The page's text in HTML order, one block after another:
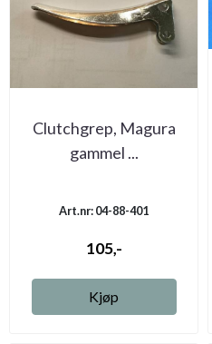
Clutchgrep, Magura
gammel ...
Art.nr: 04-88-401
105,-
Kjøp